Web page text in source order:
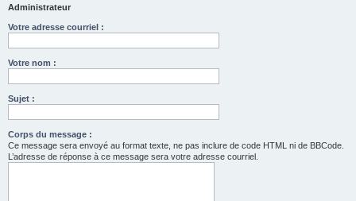
Administrateur
Votre adresse courriel :
Votre nom :
Sujet :
Corps du message :
Ce message sera envoyé au format texte, ne pas inclure de code HTML ni de BBCode.
L’adresse de réponse à ce message sera votre adresse courriel.